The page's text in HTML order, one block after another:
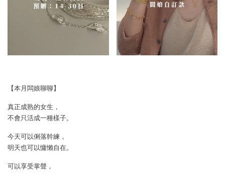
【本月闆娘聊聊】
真正成熟的女生，
不會只活成一種樣子。
今天可以俐落幹練，
明天也可以慵懶自在。
可以享受掌聲，